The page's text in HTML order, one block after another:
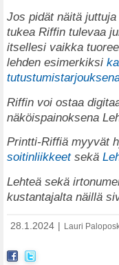
Jos pidät näitä
tukea Riffin tulevaa
itsellesi vaikka
lehden esimerkiksi
Riffin voi ostaa
näköispainoksena
Printti-Riffiä myyvät
soitinliikkeet sekä
Lehteä sekä
kustantajalta näillä
28.1.2024 | Lauri